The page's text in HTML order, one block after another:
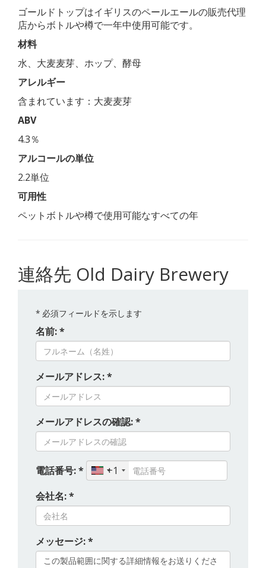
ゴールドトップはイギリスのペールエールの販売代理
店からボトルや樽で一年中使用可能です。
材料
水、大麦麦芽、ホップ、酵母
アレルギー
含まれています：大麦麦芽
ABV
4.3％
アルコールの単位
2.2単位
可用性
ペットボトルや樽で使用可能なすべての年
連絡先 Old Dairy Brewery
* 必須フィールドを示します
名前: *
メールアドレス: *
メールアドレスの確認: *
電話番号: *
+1
会社名: *
メッセージ: *